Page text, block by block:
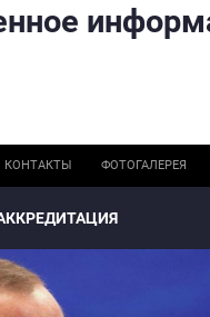
КОНТАКТЫ ФОТОГАЛЕРЕЯ